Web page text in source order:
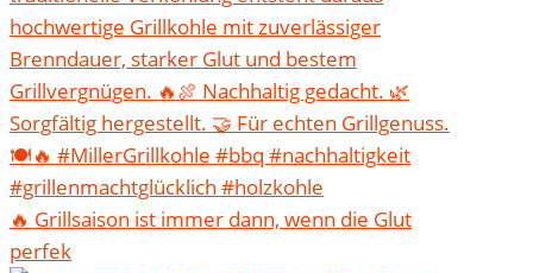
🔥 Grillsaison ist immer dann, wenn die Glut
perfek